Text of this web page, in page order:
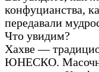
конфуцианства,
передавали
Что увидим?
Хахве —
ЮНЕСКО.